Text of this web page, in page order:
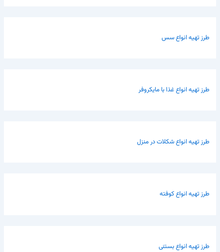
طرز تهیه انواع سس
طرز تهیه انواع غذا با مایکروفر
طرز تهیه انواع شکلات در منزل
طرز تهیه انواع کوفته
طرز تهیه انواع بستنی